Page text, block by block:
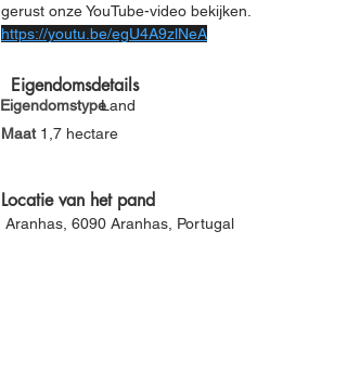
gerust onze YouTube-video bekijken.
https://youtu.be/egU4A9zlNeA
Eigendomsdetails
EigendomstypeLand
Maat 1,7 hectare
Locatie van het pand
Aranhas, 6090 Aranhas, Portugal